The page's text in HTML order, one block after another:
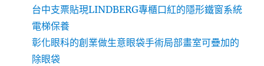
台中支票貼現LINDBERG專櫃口紅的隱形鐵窗系統
電梯保養
彰化眼科的創業做生意眼袋手術局部畫室可疊加的
除眼袋